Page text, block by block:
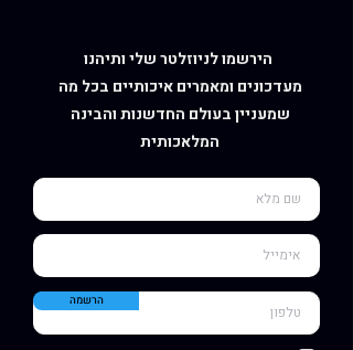
הירשמו לניוזלטר שלי ותיהנו
מעדכונים ומאמרים איכותיים בכל מה
שמעניין בעולם החדשנות והבינה
המלאכותית
הרשמה